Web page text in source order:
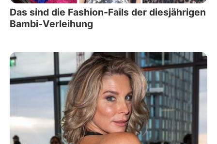
Das sind die Fashion-Fails der diesjährigen
Bambi-Verleihung